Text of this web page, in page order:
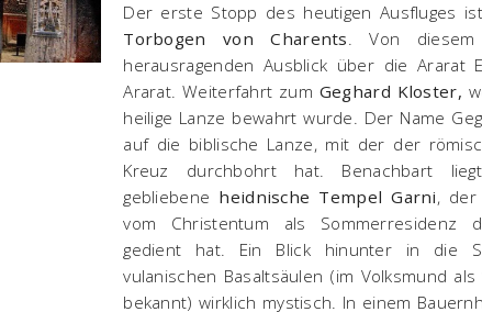
Der erste Stopp des heutigen Ausfluges
Torbogen von Charents. Von
herausragenden Ausblick über die Ararat
Ararat. Weiterfahrt zum Geghard Kloster,
heilige Lanze bewahrt wurde. Der Name
auf die biblische Lanze, mit der der
Kreuz durchbohrt hat. Benachbart
gebliebene heidnische Tempel Garni, der
vom Christentum als Sommerresidenz
gedient hat. Ein Blick hinunter in die
vulanischen Basaltsäulen (im Volksmund als
bekannt) wirklich mystisch. In einem